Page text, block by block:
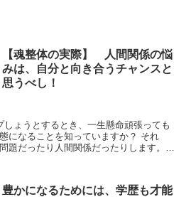
【魂整体の実際】 人間関係の悩
みは、自分と向き合うチャンスと
思うべし！
ょうとするとき、一生懸命頑張っても
になることを知っていますか？ それ
題だったり人間関係だったりします。
豊かになるためには、学歴も才能